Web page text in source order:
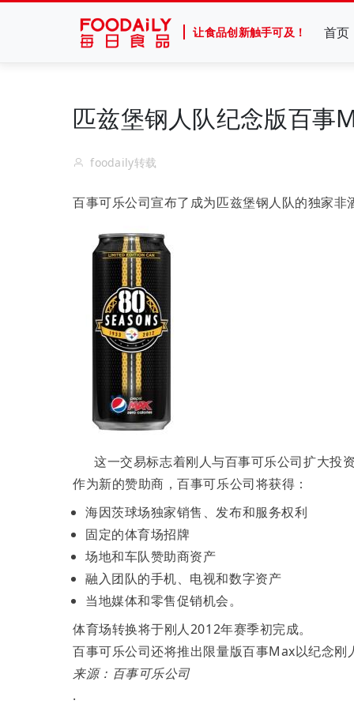
让食品创新触手可及！ 首页
匹兹堡钢人队纪念版百事
foodaily转载
百事可乐公司宣布了成为匹兹堡钢人队的独家
这一交易标志着刚人与百事可乐公司扩大投
作为新的赞助商，百事可乐公司将获得：
海因茨球场独家销售、发布和服务权利
固定的体育场招牌
场地和车队赞助商资产
融入团队的手机、电视和数字资产
当地媒体和零售促销机会。
体育场转换将于刚人2012年赛季初完成。
百事可乐公司还将推出限量版百事Max以纪念
来源：百事可乐公司
.